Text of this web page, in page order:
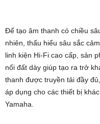
Để tạo âm thanh có chiều
nhiên, thấu hiểu sâu sắc
linh kiện Hi-Fi cao cấp, sản
nối đất dày giúp tạo ra trở
thanh được truyền tải đầy
áp dụng cho các thiết bị
Yamaha.